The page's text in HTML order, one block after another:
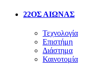
22ΟΣ ΑΙΩΝΑΣ
Τεχνολογία
Επιστήμη
Διάστημα
Καινοτομία